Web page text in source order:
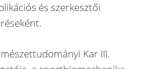
és szerkesztői
Kar III.